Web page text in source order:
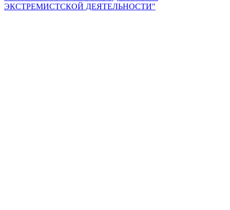
ЭКСТРЕМИСТСКОЙ ДЕЯТЕЛЬНОСТИ"